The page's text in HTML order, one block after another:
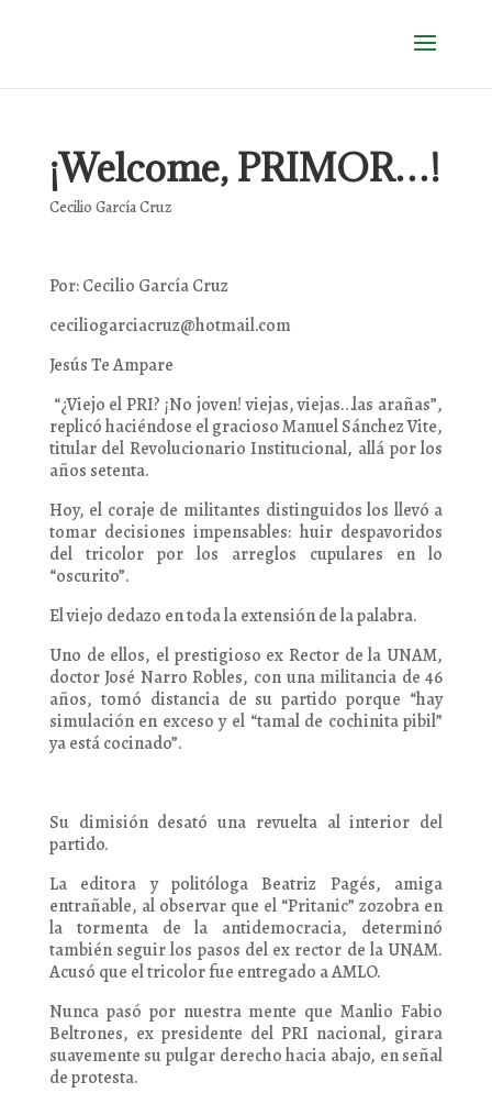
¡Welcome, PRIMOR…!
Cecilio García Cruz
Por: Cecilio García Cruz
ceciliogarciacruz@hotmail.com
Jesús Te Ampare
“¿Viejo el PRI? ¡No joven! viejas, viejas…las arañas”,
replicó haciéndose el gracioso Manuel Sánchez Vite,
titular del Revolucionario Institucional, allá por los
años setenta.
Hoy, el coraje de militantes distinguidos los llevó a
tomar decisiones impensables: huir despavoridos
del tricolor por los arreglos cupulares en lo
“oscurito”.
El viejo dedazo en toda la extensión de la palabra.
Uno de ellos, el prestigioso ex Rector de la UNAM,
doctor José Narro Robles, con una militancia de 46
años, tomó distancia de su partido porque “hay
simulación en exceso y el “tamal de cochinita pibil”
ya está cocinado”.
Su dimisión desató una revuelta al interior del
partido.
La editora y politóloga Beatriz Pagés, amiga
entrañable, al observar que el “Pritanic” zozobra en
la tormenta de la antidemocracia, determinó
también seguir los pasos del ex rector de la UNAM.
Acusó que el tricolor fue entregado a AMLO.
Nunca pasó por nuestra mente que Manlio Fabio
Beltrones, ex presidente del PRI nacional, girara
suavemente su pulgar derecho hacia abajo, en señal
de protesta.